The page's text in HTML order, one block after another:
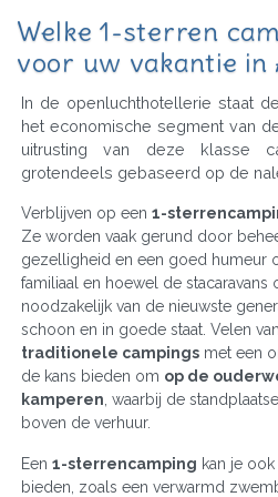
Welke 1-sterren
voor uw vakantie in
In de openluchthotellerie staat de
het economische segment van
uitrusting van deze klasse
grotendeels gebaseerd op de
Verblijven op een 1-
Ze worden vaak gerund door
gezelligheid en een goed humeur
familiaal en hoewel de stacaravans
noodzakelijk van de nieuwste
schoon en in goede staat. Velen
traditionele campings met een
de kans bieden om op de
kamperen , waarbij de
boven de verhuur.
Een 1-sterrencamping kan je
bieden, zoals een verwarmd